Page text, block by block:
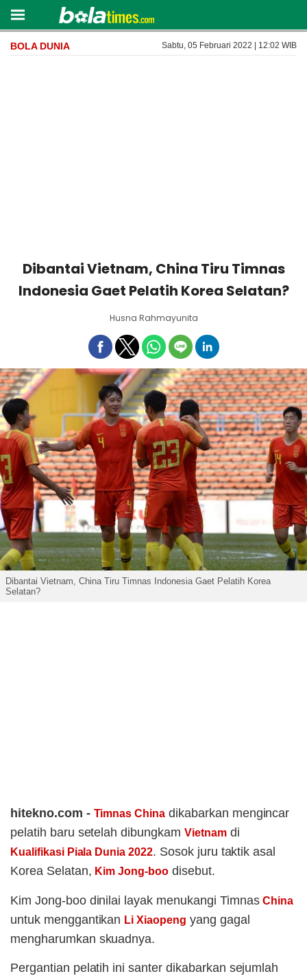
BOLA DUNIA Sabtu, 05 Februari 2022 | 12:02 WIB
Dibantai Vietnam, China Tiru Timnas
Indonesia Gaet Pelatih Korea Selatan?
Husna Rahmayunita
Dibantai Vietnam, China Tiru Timnas Indonesia Gaet Pelatih Korea
Selatan?
hitekno.com - Timnas China dikabarkan mengincar
pelatih baru setelah dibungkam Vietnamdi
Kualifikasi Piala Dunia 2022. Sosok juru taktik asal
Korea Selatan, Kim Jong-boo disebut.
Kim Jong-boo dinilai layak menukangi TimnasChina
untuk menggantikan Li Xiaopeng yang gagal
mengharumkan skuadnya.
Pergantian pelatih ini santer dikabarkan sejumlah